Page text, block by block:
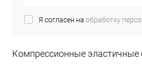
Я согласен на обработку
Компрессионные